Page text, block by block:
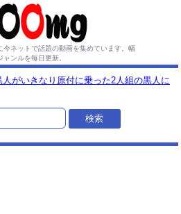
ネットで話題の動画を集めています。 幅
ャンルを毎日更新。
がいきなり原付に乗った2人組の黒人に